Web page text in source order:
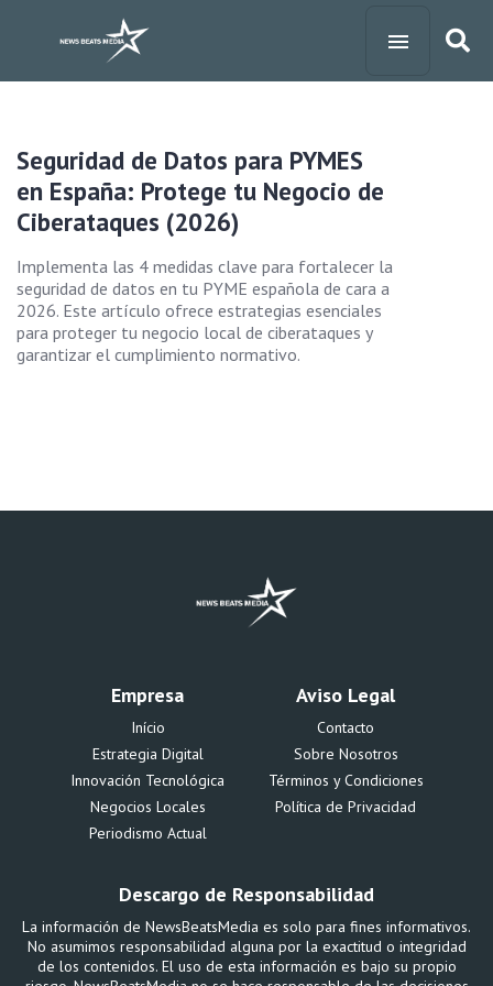
Seguridad de Datos para PYMES
en España: Protege tu Negocio de
Ciberataques (2026)
Implementa las 4 medidas clave para fortalecer la
seguridad de datos en tu PYME española de cara a
2026. Este artículo ofrece estrategias esenciales
para proteger tu negocio local de ciberataques y
garantizar el cumplimiento normativo.
Empresa
Início
Estrategia Digital
Innovación Tecnológica
Negocios Locales
Periodismo Actual
Aviso Legal
Contacto
Sobre Nosotros
Términos y Condiciones
Política de Privacidad
Descargo de Responsabilidad
La información de NewsBeatsMedia es solo para fines informativos.
No asumimos responsabilidad alguna por la exactitud o integridad
de los contenidos. El uso de esta información es bajo su propio